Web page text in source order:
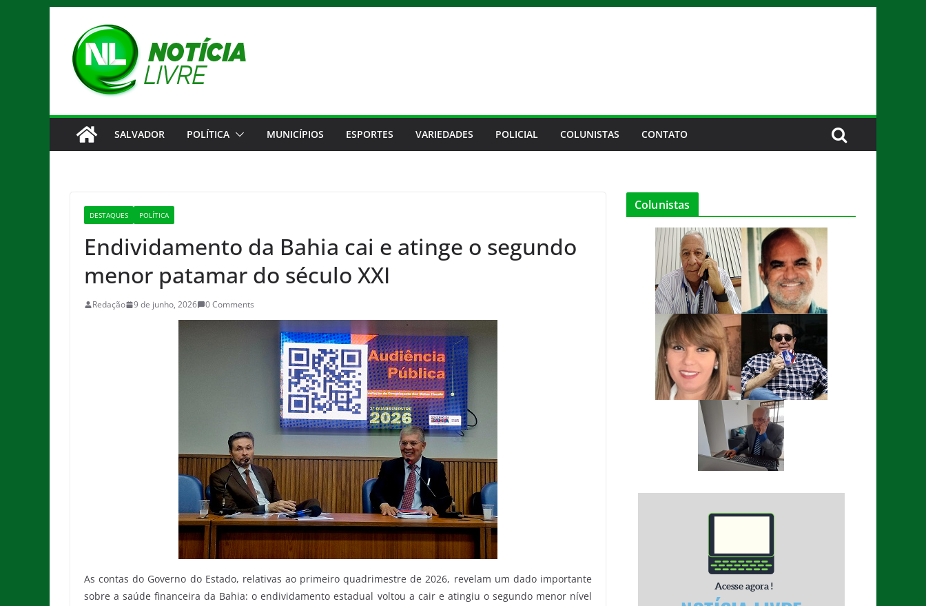
conteúdo
SALVADOR POLÍTICA MUNICÍPIOS ESPORTES VARIEDADES POLICIAL COLUNISTAS CONTATO
DESTAQUES POLÍTICA
Endividamento da Bahia cai e atinge o segundo
menor patamar do século XXI
Redação 9 de junho, 2026 0 Comments
As contas do Governo do Estado, relativas ao primeiro quadrimestre de 2026, revelam um dado importante
sobre a saúde financeira da Bahia: o endividamento estadual voltou a cair e atingiu o segundo menor nível
Colunistas